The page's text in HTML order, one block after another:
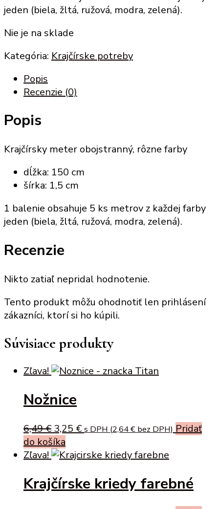
jeden (biela, žltá, ružová, modra, zelená).
Nie je na sklade
Kategória: Krajčírske potreby
Popis
Recenzie (0)
Popis
Krajčírsky meter obojstranný, rôzne farby
dĺžka: 150 cm
šírka: 1,5 cm
1 balenie obsahuje 5 ks metrov z každej farby
jeden (biela, žltá, ružová, modra, zelená).
Recenzie
Nikto zatiaľ nepridal hodnotenie.
Tento produkt môžu ohodnotiť len prihlásení
zákazníci, ktorí si ho kúpili.
Súvisiace produkty
Zľava!
Nožnice
6,49€ Original
price
was:
3,25 €Current
is:
s DPH (2,64€ bez DPH) Pridať
do košíka
Zľava!
Krajčírske kriedy farebné